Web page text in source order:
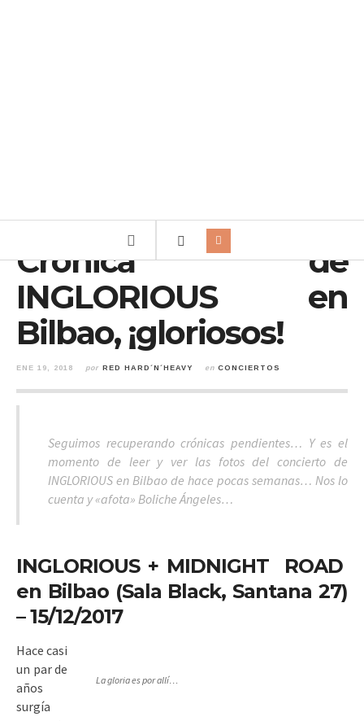
Crónica de
INGLORIOUS en
Bilbao, ¡gloriosos!
ENE 19, 2018 por RED HARD´N´HEAVY en CONCIERTOS
Seguimos recuperando crónicas pendientes… Y es el
momento de leer y ver las fotos del concierto de
INGLORIOUS en Bilbao de hace pocas semanas… Nos lo
cuenta y «afota» Boliche Ángeles…
INGLORIOUS + MIDNIGHT ROAD
en Bilbao (Sala Black, Santana 27)
– 15/12/2017
La gloria es por allí…
Hace casi
un par de
años
surgía